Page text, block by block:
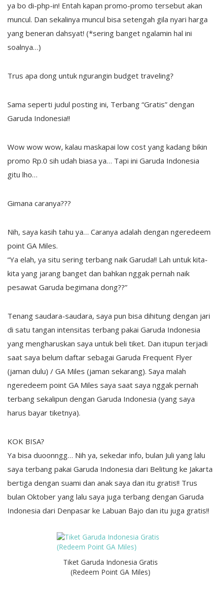
ya bo di-php-in! Entah kapan promo-promo tersebut akan
muncul. Dan sekalinya muncul bisa setengah gila nyari harga
yang beneran dahsyat! (*sering banget ngalamin hal ini
soalnya…)
Trus apa dong untuk ngurangin budget traveling?
Sama seperti judul posting ini, Terbang “Gratis” dengan
Garuda Indonesia!!
Wow wow wow, kalau maskapai low cost yang kadang bikin
promo Rp.0 sih udah biasa ya… Tapi ini Garuda Indonesia
gitu lho…
Gimana caranya???
Nih, saya kasih tahu ya… Caranya adalah dengan ngeredeem
point GA Miles.
“Ya elah, ya situ sering terbang naik Garuda!! Lah untuk kita-
kita yang jarang banget dan bahkan nggak pernah naik
pesawat Garuda begimana dong??”
Tenang saudara-saudara, saya pun bisa dihitung dengan jari
di satu tangan intensitas terbang pakai Garuda Indonesia
yang mengharuskan saya untuk beli tiket. Dan itupun terjadi
saat saya belum daftar sebagai Garuda Frequent Flyer
(jaman dulu) / GA Miles (jaman sekarang). Saya malah
ngeredeem point GA Miles saya saat saya nggak pernah
terbang sekalipun dengan Garuda Indonesia (yang saya
harus bayar tiketnya).
KOK BISA?
Ya bisa duoonngg… Nih ya, sekedar info, bulan Juli yang lalu
saya terbang pakai Garuda Indonesia dari Belitung ke Jakarta
bertiga dengan suami dan anak saya dan itu gratis!! Trus
bulan Oktober yang lalu saya juga terbang dengan Garuda
Indonesia dari Denpasar ke Labuan Bajo dan itu juga gratis!!
Tiket Garuda Indonesia Gratis
(Redeem Point GA Miles)